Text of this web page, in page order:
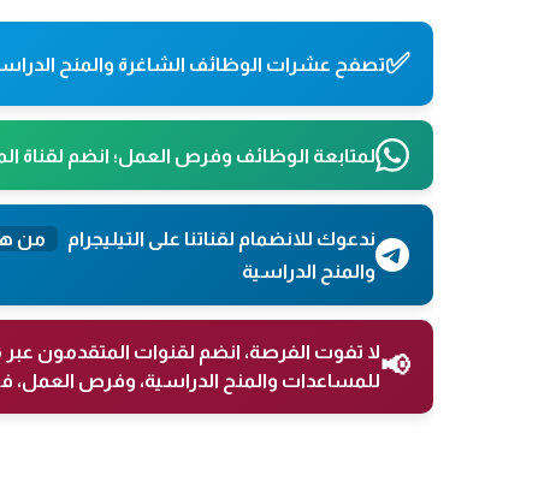
✅تصفح عشرات الوظائف الشاغرة والمنح
لمتابعة الوظائف وفرص العمل؛ انضم لقناة
ندعوك للانضمام لقناتنا على التيليجرام من
والمنح الدراسية
📢لا تفوت الفرصة، انضم لقنوات المتقدمون
للمساعدات والمنح الدراسية، وفرص العمل،